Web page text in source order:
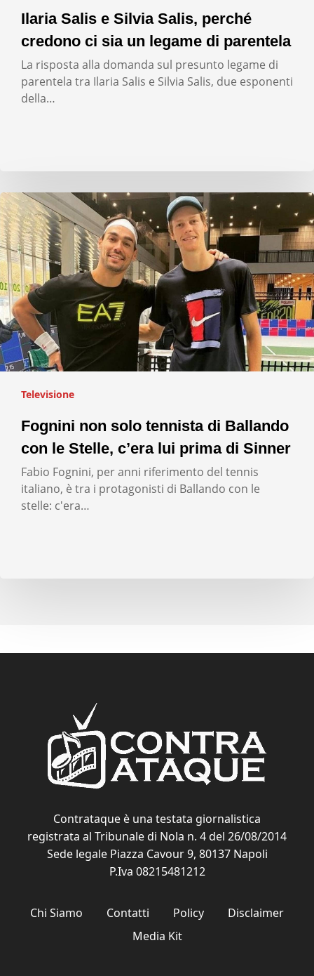
Ilaria Salis e Silvia Salis, perché
credono ci sia un legame di parentela
La risposta alla domanda sul presunto legame di
parentela tra Ilaria Salis e Silvia Salis, due esponenti
della…
Televisione
Fognini non solo tennista di Ballando
con le Stelle, c’era lui prima di Sinner
Fabio Fognini, per anni riferimento del tennis
italiano, è tra i protagonisti di Ballando con le
stelle: c'era…
Contrataque è una testata giornalistica
registrata al Tribunale di Nola n. 4 del 26/08/2014
Sede legale Piazza Cavour 9, 80137 Napoli
P.Iva 08215481212
Chi Siamo Contatti Policy
Disclaimer
Media Kit